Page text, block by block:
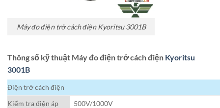
Máy đo điện trở cách điện Kyoritsu 3001B
Thông số kỹ thuật Máy đo điện trở cách điện Kyoritsu
3001B
Điện trở cách điện
Kiểm tra điện áp
500V/1000V